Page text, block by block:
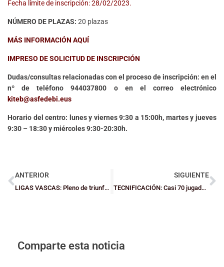
Fecha límite de inscripción: 28/02/2023.
NÚMERO DE PLAZAS: 20 plazas
MÁS INFORMACIÓN AQUÍ
IMPRESO DE SOLICITUD DE INSCRIPCIÓN
Dudas/consultas relacionadas con el proceso de inscripción: en el
nº de teléfono 944037800 o en el correo electrónico
kiteb@asfedebi.eus
Horario del centro: lunes y viernes 9:30 a 15:00h, martes y jueves
9:30 – 18:30 y miércoles 9:30-20:30h.
ANTERIOR
LIGAS VASCAS: Pleno de triunfos en el grupo A2 Cadete Masculino
SIGUIENTE
TECNIFICACIÓN: Casi 70 jugadores/as citados en Ortuella
Comparte esta noticia